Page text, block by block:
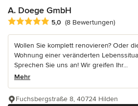
A. Doege GmbH
Durchschnittliche Bewertung: 5 von 5
5,0 (8 Bewertungen)
Wollen Sie komplett renovieren? Oder
Wohnung einer veränderten
Sprechen Sie uns an! Wir greifen Ihr...
Mehr
Fuchsbergstraße 8, 40724 Hilden